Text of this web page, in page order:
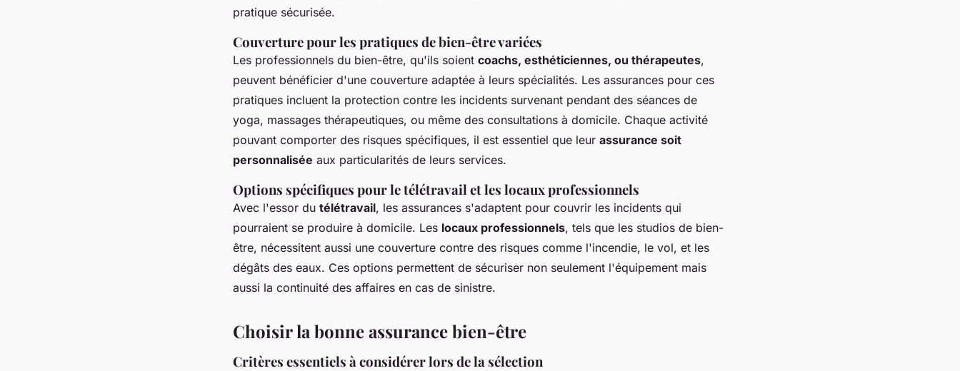
pratique sécurisée.
Couverture pour les pratiques de bien-être variées
Les professionnels du bien-être, qu'ils soient coachs, esthéticiennes, ou thérapeutes,
peuvent bénéficier d'une couverture adaptée à leurs spécialités. Les assurances pour ces
pratiques incluent la protection contre les incidents survenant pendant des séances de
yoga, massages thérapeutiques, ou même des consultations à domicile. Chaque activité
pouvant comporter des risques spécifiques, il est essentiel que leur assurance soit
personnalisée aux particularités de leurs services.
Options spécifiques pour le télétravail et les locaux professionnels
Avec l'essor du télétravail, les assurances s'adaptent pour couvrir les incidents qui
pourraient se produire à domicile. Les locaux professionnels, tels que les studios de bien-
être, nécessitent aussi une couverture contre des risques comme l'incendie, le vol, et les
dégâts des eaux. Ces options permettent de sécuriser non seulement l'équipement mais
aussi la continuité des affaires en cas de sinistre.
Choisir la bonne assurance bien-être
Critères essentiels à considérer lors de la sélection